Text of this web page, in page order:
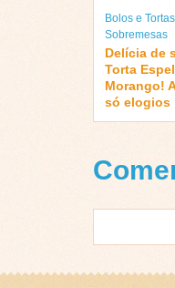
Bolos e Tortas
Sobremesas
Delícia de
Torta
Morango!
só elogios